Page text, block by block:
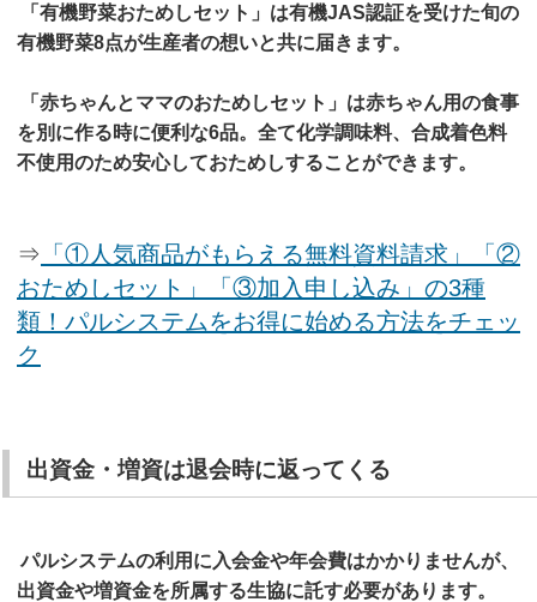
「有機野菜おためしセット」は有機JAS認証を受けた旬の
有機野菜8点が生産者の想いと共に届きます。
「赤ちゃんとママのおためしセット」は赤ちゃん用の食事
を別に作る時に便利な6品。全て化学調味料、合成着色料
不使用のため安心しておためしすることができます。
⇒ 「①人気商品がもらえる無料資料請求」「②
おためしセット」「③加入申し込み」の3種
類！パルシステムをお得に始める方法をチェッ
ク
出資金・増資は退会時に返ってくる
パルシステムの利用に入会金や年会費はかかりませんが、
出資金や増資金を所属する生協に託す必要があります。